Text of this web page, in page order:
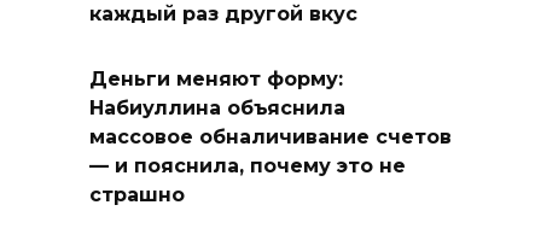
каждый раз другой вкус
Деньги меняют форму:
Набиуллина объяснила
массовое обналичивание счетов
— и пояснила, почему это не
страшно